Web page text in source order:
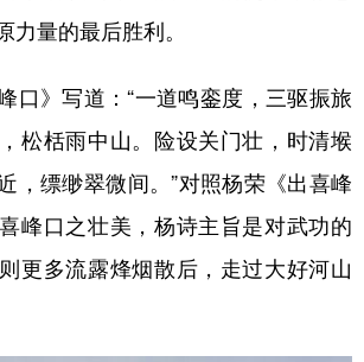
力量的最后胜利。
》写道：“一道鸣銮度，三驱振旅
松栝雨中山。险设关门壮，时清堠
，缥缈翠微间。”对照杨荣《出喜峰
峰口之壮美，杨诗主旨是对武功的
更多流露烽烟散后，走过大好河山